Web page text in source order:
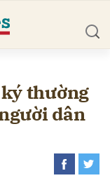
thường
dân